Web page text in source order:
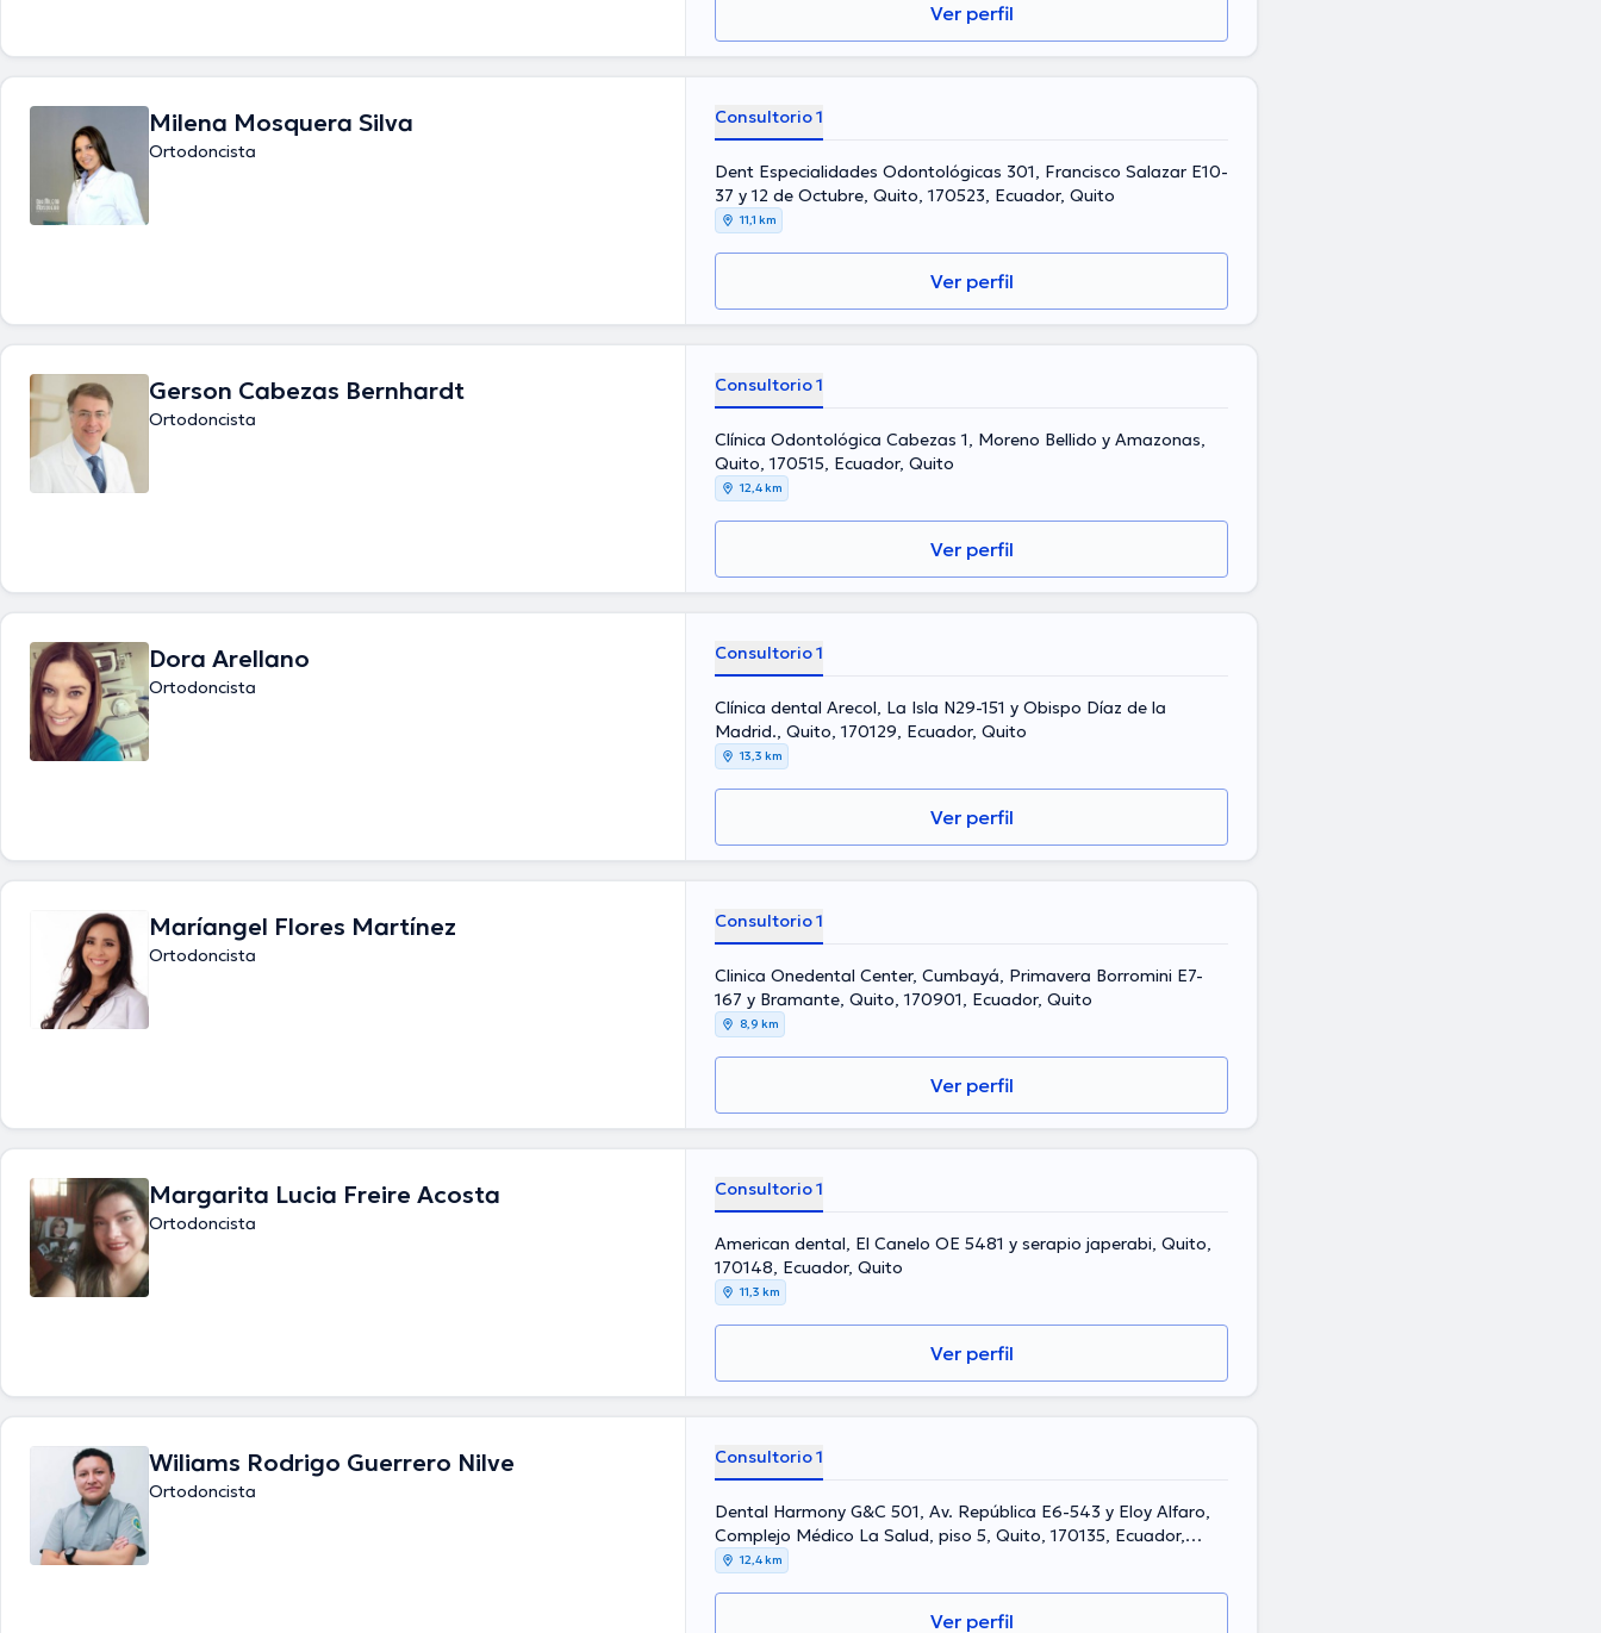
Ver perfil
Milena Mosquera Silva
Ortodoncista
Consultorio 1
Dent Especialidades Odontológicas 301, Francisco Salazar E10-
37 y 12 de Octubre, Quito, 170523, Ecuador, Quito
11,1 km
Ver perfil
Gerson Cabezas Bernhardt
Ortodoncista
Consultorio 1
Clínica Odontológica Cabezas 1, Moreno Bellido y Amazonas,
Quito, 170515, Ecuador, Quito
12,4 km
Ver perfil
Dora Arellano
Ortodoncista
Consultorio 1
Clínica dental Arecol, La Isla N29-151 y Obispo Díaz de la
Madrid., Quito, 170129, Ecuador, Quito
13,3 km
Ver perfil
Maríangel Flores Martínez
Ortodoncista
Consultorio 1
Clinica Onedental Center, Cumbayá, Primavera Borromini E7-
167 y Bramante, Quito, 170901, Ecuador, Quito
8,9 km
Ver perfil
Margarita Lucia Freire Acosta
Ortodoncista
Consultorio 1
American dental, El Canelo OE 5481 y serapio japerabi, Quito,
170148, Ecuador, Quito
11,3 km
Ver perfil
Wiliams Rodrigo Guerrero Nilve
Ortodoncista
Consultorio 1
Dental Harmony G&C 501, Av. República E6-543 y Eloy Alfaro,
Complejo Médico La Salud, piso 5, Quito, 170135, Ecuador,
Quito12,4 km
Ver perfil